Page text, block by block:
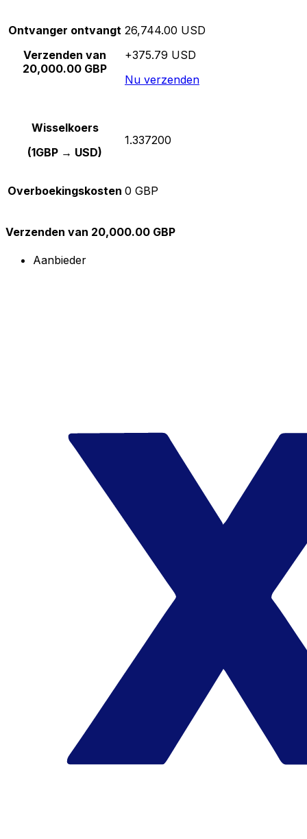
Ontvanger ontvangt
Verzenden van
20,000.00 GBP
26,744.00 USD
+375.79 USD
Nu verzenden
Wisselkoers
(1GBP → USD)
1.337200
Overboekingskosten 0 GBP
Verzenden van 20,000.00 GBP
Aanbieder